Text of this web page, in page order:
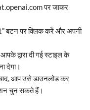
पर जाकर
बटन पर क्लिक करें और अपनी
द्वारा दी गई स्टाइल के
देगा।
आप उसे डाउनलोड कर
चुन सकते हैं।